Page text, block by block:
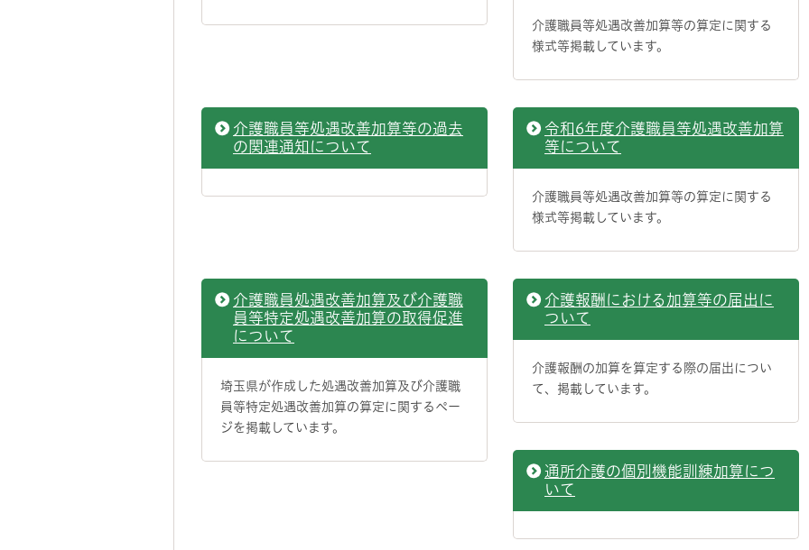
介護職員等処遇改善加算等の算定に関する
様式等掲載しています。
介護職員等処遇改善加算等の過去
の関連通知について
令和6年度介護職員等処遇改善加算
等について
介護職員等処遇改善加算等の算定に関する
様式等掲載しています。
介護職員処遇改善加算及び介護職
員等特定処遇改善加算の取得促進
について
埼玉県が作成した処遇改善加算及び介護職
員等特定処遇改善加算の算定に関するペー
ジを掲載しています。
介護報酬における加算等の届出に
ついて
介護報酬の加算を算定する際の届出につい
て、掲載しています。
通所介護の個別機能訓練加算につ
いて